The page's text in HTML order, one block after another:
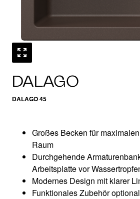
DALAGO
DALAGO 45
1 /0
Großes Becken für
Raum
Durchgehende
Arbeitsplatte vor
Modernes Design mit klarer
Funktionales Zubehör